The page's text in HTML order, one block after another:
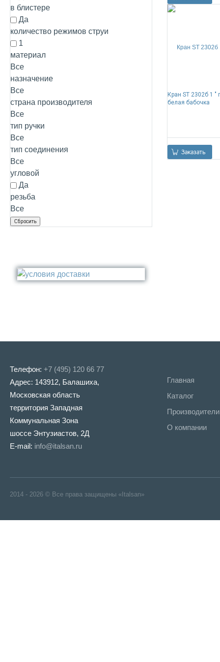
в блистере
Да
количество режимов струи
1
материал
Все
назначение
Все
страна производителя
Все
тип ручки
Все
тип соединения
Все
угловой
Да
резьба
Все
Кран ST 2302б 1 "
белая бабочка
Заказать
Телефон: +7 (495) 120 66 77
Адрес: 143912, Балашиха,
Московская область
территория Западная
Коммунальная Зона
шоссе Энтузиастов, 2Д
E-mail: info@italsan.ru
Главная
Каталог
Производители
О компании
2014 - 2026 © Все права защищены «Italsan»